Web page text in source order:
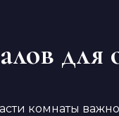
для
комнаты